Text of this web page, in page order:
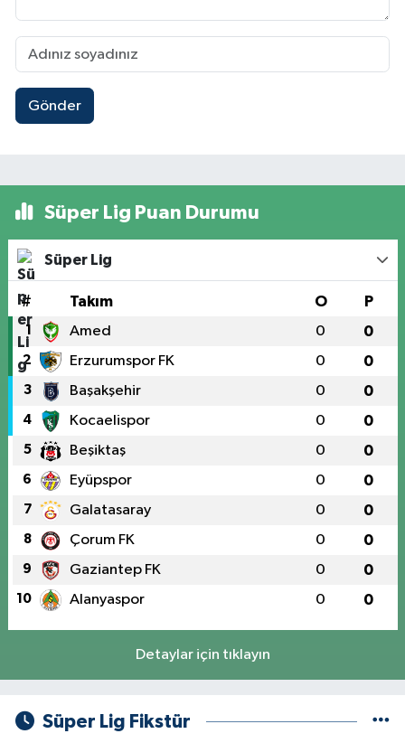
Gönder
Süper Lig Puan Durumu
Süper Lig
# Takım O P
1 Amed 0 0
2 Erzurumspor FK 0 0
3 Başakşehir 0 0
4 Kocaelispor 0 0
5 Beşiktaş 0 0
6 Eyüpspor 0 0
7 Galatasaray 0 0
8 Çorum FK 0 0
9 Gaziantep FK 0 0
10 Alanyaspor 0 0
Detaylar için tıklayın
Süper Lig Fikstür